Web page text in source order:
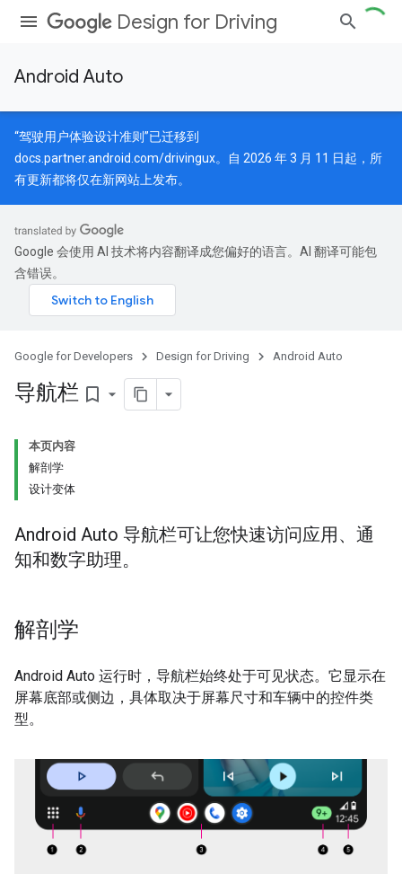
Design for Driving
Android Auto
“驾驶用户体验设计准则”已迁移到
docs.partner.android.com/drivingux。自 2026 年 3 月 11 日起，所
有更新都将仅在新网站上发布。
Google 会使用 AI 技术将内容翻译成您偏好的语言。AI 翻译可能包
含错误。
Google for Developers Design for Driving Android Auto
导航栏 bookmark_border
本页内容
解剖学
设计变体
Android Auto 导航栏可让您快速访问应用、通
知和数字助理。
解剖学
Android Auto 运行时，导航栏始终处于可见状态。它显示在
屏幕底部或侧边，具体取决于屏幕尺寸和车辆中的控件类
型。